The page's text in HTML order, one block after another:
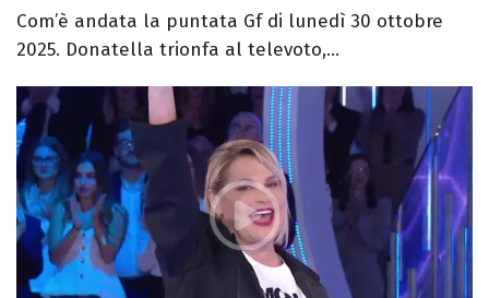
Com’è andata la puntata Gf di lunedì 30 ottobre
2025. Donatella trionfa al televoto,...